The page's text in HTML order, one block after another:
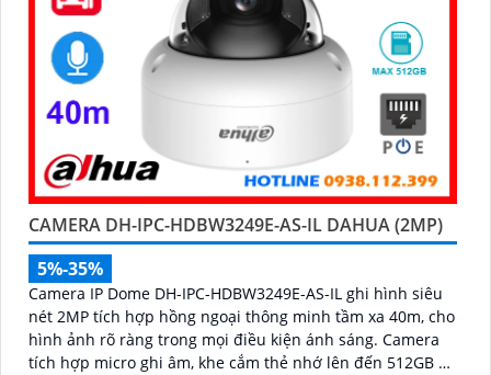
CAMERA DH-IPC-HDBW3249E-AS-IL DAHUA (2MP)
5%-35%
Camera IP Dome DH-IPC-HDBW3249E-AS-IL ghi hình siêu
nét 2MP tích hợp hồng ngoại thông minh tầm xa 40m, cho
hình ảnh rõ ràng trong mọi điều kiện ánh sáng. Camera
tích hợp micro ghi âm, khe cắm thẻ nhớ lên đến 512GB và